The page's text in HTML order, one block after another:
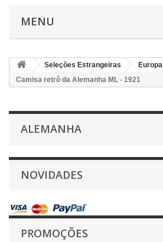
MENU
Seleções Estrangeiras Europa
Camisa retrô da Alemanha ML - 1921
ALEMANHA
NOVIDADES
PROMOÇÕES